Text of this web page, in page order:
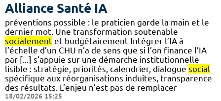
Alliance Santé IA
préventions possible : le praticien garde la main et le
dernier mot. Une transformation soutenable
socialement et budgétairement Intégrer l’IA à
l’échelle d’un CHU n’a de sens que si l’on finance l’IA
par [...] s’appuie sur une démarche institutionnelle
lisible : stratégie, priorités, calendrier, dialogue social
spécifique aux réorganisations induites, transparence
des résultats. L’enjeu n’est pas de remplacer
18/02/2026 15:25